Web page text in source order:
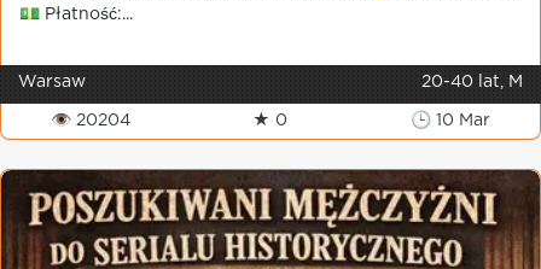
💵 Płatność:...
Warsaw 20-40 lat, M
👁 20204 ★ 0 🕒 10 Mar